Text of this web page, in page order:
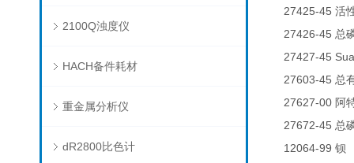
2100Q浊度仪
HACH备件耗材
重金属分析仪
dR2800比色计
27425-45 活
27426-45 总
27427-45
27603-45 总
27627-00 阿
27672-45 总
12064-99 钡